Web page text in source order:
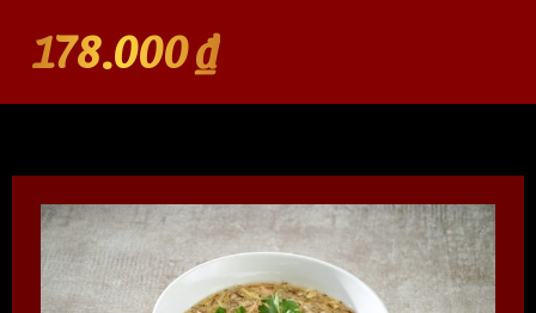
178.000₫